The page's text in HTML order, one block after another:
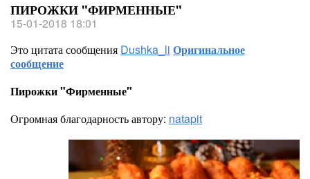
ПИРОЖКИ "ФИРМЕННЫЕ"
15-01-2018 18:01
Это цитата сообщения Dushka_li Оригинальное
сообщение
Пирожки "Фирменные"
Огромная благодарность автору: natapit